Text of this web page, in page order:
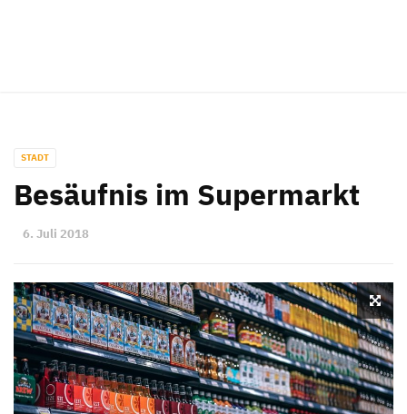
STADT
Besäufnis im Supermarkt
6. Juli 2018